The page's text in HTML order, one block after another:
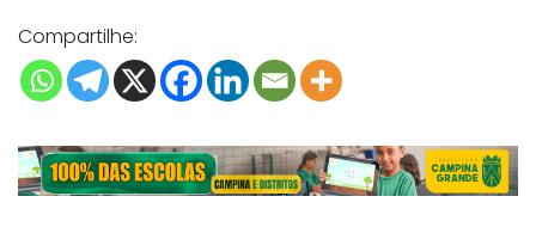
Compartilhe: